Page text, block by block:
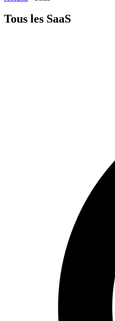
Tous les SaaS